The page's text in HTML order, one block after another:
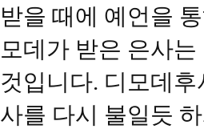
받을 때에 예언을
모데가 받은 은사
것입니다. 디모데
사를 다시 불일듯